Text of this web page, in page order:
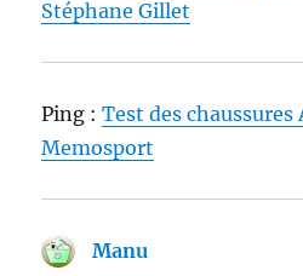
Stéphane Gillet
Ping :Test des chaussures
Memosport
Manu